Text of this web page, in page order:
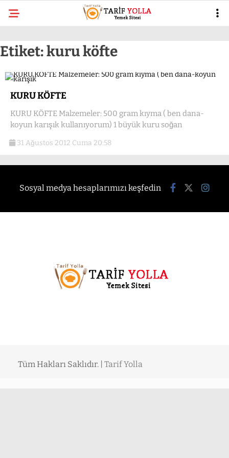
Etiket:kuru köfte
KURU KÖFTE
KURU KÖFTE Malzemeler: 500 gram kıyma ( ben dana-
koyun karışık kullanıyorum) 1 büyük kuru soğan
31 Ağustos 2012 Cuma 20:58
Sosyal medya hesaplarımızı keşfedin
Tüm Hakları Saklıdır. | Tarif Yolla